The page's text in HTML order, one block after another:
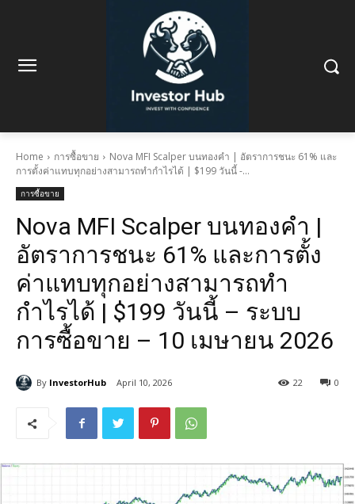
Home การซื้อขาย
Nova MFI Scalper บนทองคำ | อัตราการชนะ 61% และ
การตั้งค่าแทบทุกอย่างสามารถทำกำไรได้ | $199 วันนี้ -...
การซื้อขาย
Nova MFI Scalper บนทองคำ |
อัตราการชนะ 61% และการตั้ง
ค่าแทบทุกอย่างสามารถทำ
กำไรได้ | $199 วันนี้ – ระบบ
การซื้อขาย – 10 เมษายน 2026
By InvestorHub April 10, 2026 0
22